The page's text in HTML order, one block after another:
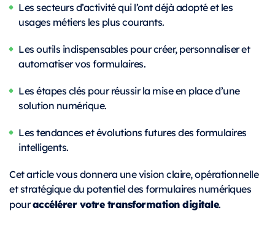
Les secteurs d’activité qui l’ont déjà adopté et les
usages métiers les plus courants.
Les outils indispensables pour créer, personnaliser et
automatiser vos formulaires.
Les étapes clés pour réussir la mise en place d’une
solution numérique.
Les tendances et évolutions futures des formulaires
intelligents.
Cet article vous donnera une vision claire, opérationnelle
et stratégique du potentiel des formulaires numériques
pouraccélérer votre transformation digitale.